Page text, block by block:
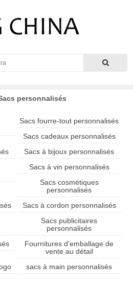
Search
personnalisés
Sacs fourre-tout personnalisés
Sacs cadeaux personnalisés
Sacs à bijoux personnalisés
Sacs à vin personnalisés
Sacs cosmétiques
personnalisés
Sacs à cordon personnalisés
Sacs publicitaires
personnalisés
Fournitures d'emballage de
vente au détail
sacs à main personnalisés